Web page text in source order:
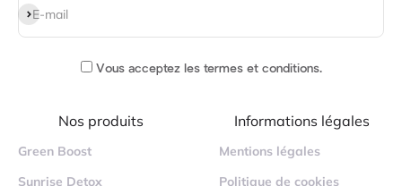
E-mail
S'inscrire
Vous acceptez les termes et conditions.
Nos produits
Green Boost
Sunrise Detox
Informations légales
Mentions légales
Politique de cookies